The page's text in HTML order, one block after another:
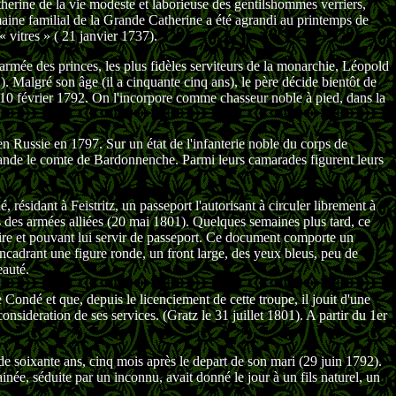
de la vie modeste et laborieuse des gentilshommes verriers,
familial de la Grande Catherine a été agrandi au printemps de
vitres » ( 21 janvier 1737).
des princes, les plus fidèles serviteurs de la monarchie, Léopold
son âge (il a cinquante cinq ans), le père décide bientôt de
février 1792. On l'incorpore comme chasseur noble à pied, dans la
Russie en 1797. Sur un état de l'infanterie noble du corps de
le comte de Bardonnenche. Parmi leurs camarades figurent leurs
à Feistritz, un passeport l'autorisant à circuler librement à
armées alliées (20 mai 1801). Quelques semaines plus tard, ce
et pouvant lui servir de passeport. Ce document comporte un
une figure ronde, un front large, des yeux bleus, peu de
et que, depuis le licenciement de cette troupe, il jouit d'une
de ses services. (Gratz le 31 juillet 1801). A partir du 1er
soixante ans, cinq mois après le depart de son mari (29 juin 1792).
séduite par un inconnu, avait donné le jour à un fils naturel, un